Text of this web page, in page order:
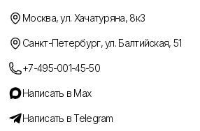
Москва, ул. Хачатуряна, 8к3
Санкт-Петербург, ул. Балтийская, 51
+7-495-001-45-50
Написать в Max
Написать в Telegram